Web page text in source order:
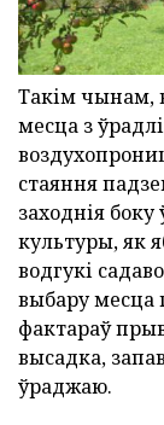
Такім чынам,
месца з
стаяння
заходнія
культуры, як
водгукі
выбару месца
фактараў
высадка,
ўраджаю.